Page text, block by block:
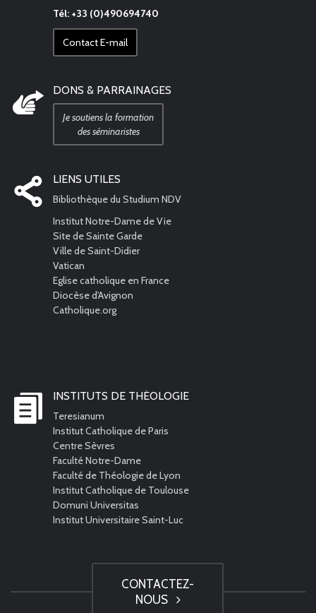
Tél: +33 (0)490694740
Contact E-mail
DONS & PARRAINAGES
Je soutiens la formation
des séminaristes
LIENS UTILES
Bibliothèque du Studium NDV
Institut Notre-Dame de Vie
Site de Sainte Garde
Ville de Saint-Didier
Vatican
Eglise catholique en France
Diocèse d'Avignon
Catholique.org
INSTITUTS DE THÉOLOGIE
Teresianum
Institut Catholique de Paris
Centre Sèvres
Faculté Notre-Dame
Faculté de Théologie de Lyon
Institut Catholique de Toulouse
Domuni Universitas
Institut Universitaire Saint-Luc
CONTACTEZ-
NOUS